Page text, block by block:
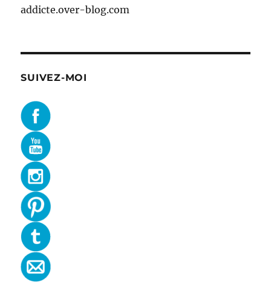
addicte.over-blog.com
SUIVEZ-MOI